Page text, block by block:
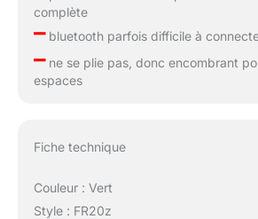
complète
–bluetooth parfois difficile à
–ne se plie pas, donc encombrant
espaces
Fiche technique
Couleur : Vert
Style : FR20z